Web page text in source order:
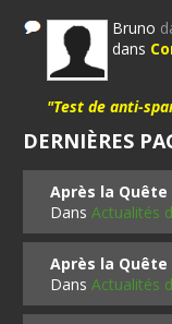
Bruno
dans
"Test de anti-
DERNIÈRES
Après la Quête
DansActualités
Après la Quête
DansActualités